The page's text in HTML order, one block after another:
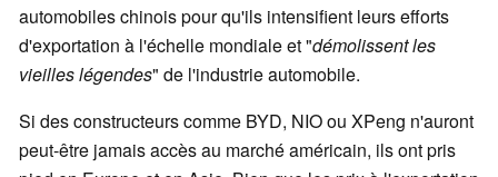
automobiles chinois pour qu'ils intensifient leurs efforts
d'exportation à l'échelle mondiale et "démolissent les
vieilles légendes" de l'industrie automobile.
Si des constructeurs comme BYD, NIO ou XPeng n'auront
peut-être jamais accès au marché américain, ils ont pris